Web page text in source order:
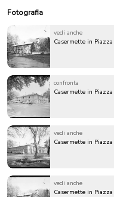
Fotografia
vedi anche
Casermette in
confronta
Casermette in
vedi anche
Casermette in
vedi anche
Casermette in